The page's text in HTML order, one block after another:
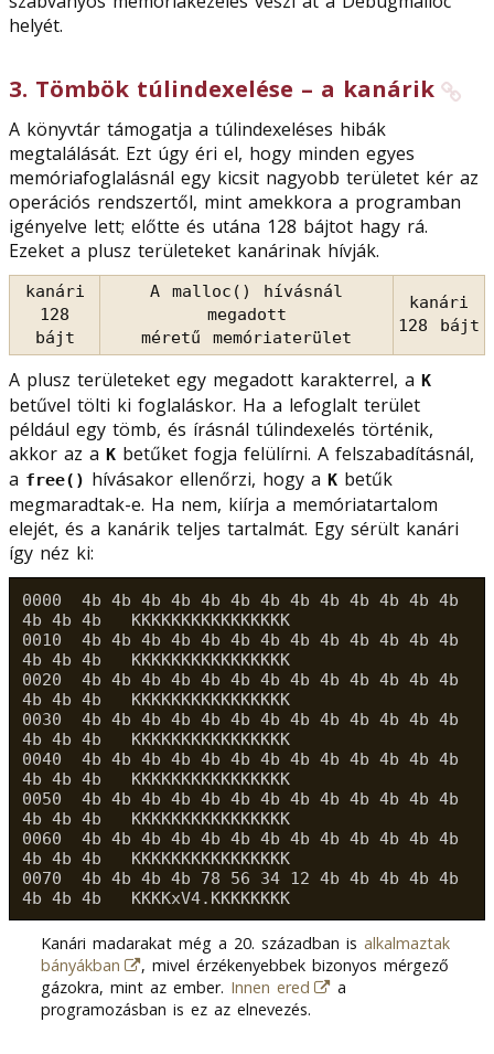
helyét.
3. Tömbök túlindexelése – a kanárik
A könyvtár támogatja a túlindexeléses hibák
megtalálását. Ezt úgy éri el, hogy minden egyes
memóriafoglalásnál egy kicsit nagyobb területet kér az
operációs rendszertől, mint amekkora a programban
igényelve lett; előtte és utána 128 bájtot hagy rá.
Ezeket a plusz területeket kanárinak hívják.
kanári
128
bájt
A malloc() hívásnál
megadott
méretű memóriaterület
kanári
128 bájt
A plusz területeket egy megadott karakterrel, a K
betűvel tölti ki foglaláskor. Ha a lefoglalt terület
például egy tömb, és írásnál túlindexelés történik,
akkor az a K betűket fogja felülírni. A felszabadításnál,
a free() hívásakor ellenőrzi, hogy a K betűk
megmaradtak-e. Ha nem, kiírja a memóriatartalom
elejét, és a kanárik teljes tartalmát. Egy sérült kanári
így néz ki:
0000  4b 4b 4b 4b 4b 4b 4b 4b 4b 4b 4b 4b 4b
4b 4b 4b   KKKKKKKKKKKKKKKK
0010  4b 4b 4b 4b 4b 4b 4b 4b 4b 4b 4b 4b 4b
4b 4b 4b   KKKKKKKKKKKKKKKK
0020  4b 4b 4b 4b 4b 4b 4b 4b 4b 4b 4b 4b 4b
4b 4b 4b   KKKKKKKKKKKKKKKK
0030  4b 4b 4b 4b 4b 4b 4b 4b 4b 4b 4b 4b 4b
4b 4b 4b   KKKKKKKKKKKKKKKK
0040  4b 4b 4b 4b 4b 4b 4b 4b 4b 4b 4b 4b 4b
4b 4b 4b   KKKKKKKKKKKKKKKK
0050  4b 4b 4b 4b 4b 4b 4b 4b 4b 4b 4b 4b 4b
4b 4b 4b   KKKKKKKKKKKKKKKK
0060  4b 4b 4b 4b 4b 4b 4b 4b 4b 4b 4b 4b 4b
4b 4b 4b   KKKKKKKKKKKKKKKK
0070  4b 4b 4b 4b 78 56 34 12 4b 4b 4b 4b 4b
4b 4b 4b   KKKKxV4.KKKKKKKK
Kanári madarakat még a 20. században is alkalmaztak
bányákban
, mivel érzékenyebbek bizonyos mérgező
gázokra, mint az ember. Innen ered
a
programozásban is ez az elnevezés.